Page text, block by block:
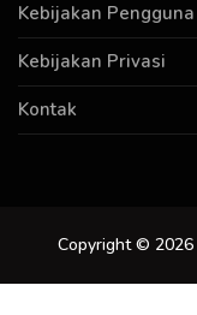
Kebijakan Pengguna
Kebijakan Privasi
Kontak
Copyright © 2026